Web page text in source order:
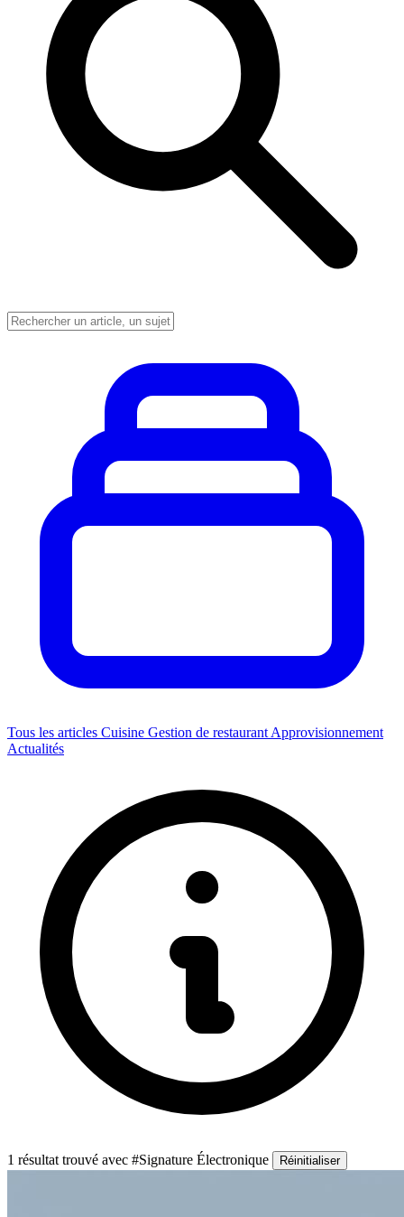
Tous les articles Cuisine Gestion de restaurant Approvisionnement
Actualités
1 résultat trouvé avec #Signature Électronique Réinitialiser